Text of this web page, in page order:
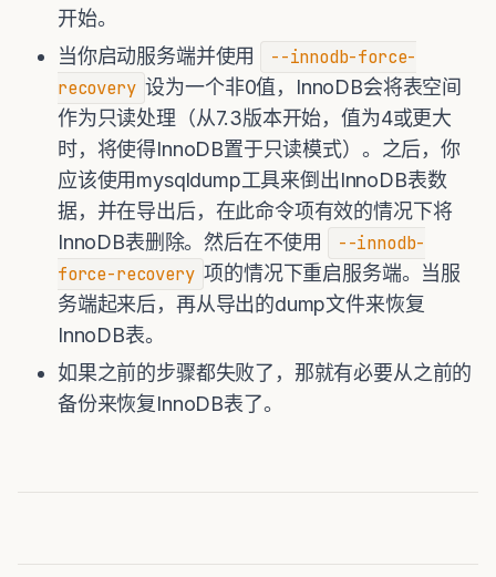
开始。
当你启动服务端并使用
--innodb-force-
recovery 设为一个非0值，InnoDB会将表空间
作为只读处理（从7.3版本开始，值为4或更大
时，将使得InnoDB置于只读模式）。之后，你
应该使用mysqldump工具来倒出InnoDB表数
据，并在导出后，在此命令项有效的情况下将
InnoDB表删除。然后在不使用
--innodb-
force-recovery 项的情况下重启服务端。当服
务端起来后，再从导出的dump文件来恢复
InnoDB表。
如果之前的步骤都失败了，那就有必要从之前的
备份来恢复InnoDB表了。